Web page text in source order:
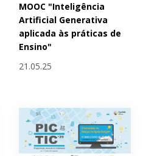
MOOC "Inteligência
Artificial Generativa
aplicada às práticas de
Ensino"
21.05.25